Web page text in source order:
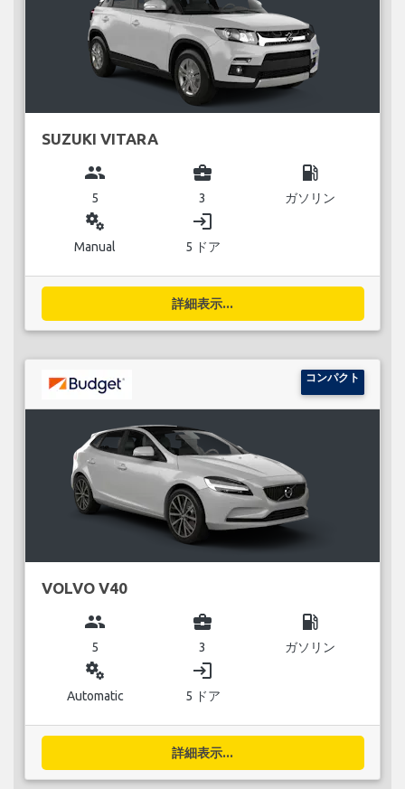
SUZUKI VITARA
group
5
business_center
3
local_gas_station
ガソリン
miscellaneous_services
Manual
login
5 ドア
詳細表示...
コンパクト
VOLVO V40
group
5
business_center
3
local_gas_station
ガソリン
miscellaneous_services
Automatic
login
5 ドア
詳細表示...